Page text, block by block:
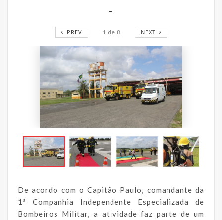
-
PREV 1 de 8 NEXT
De acordo com o Capitão Paulo, comandante da
1ª Companhia Independente Especializada de
Bombeiros Militar, a atividade faz parte de um